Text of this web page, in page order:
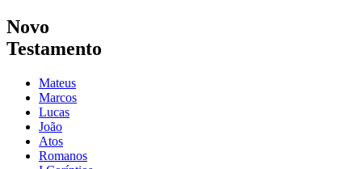
Novo
Testamento
Mateus
Marcos
Lucas
João
Atos
Romanos